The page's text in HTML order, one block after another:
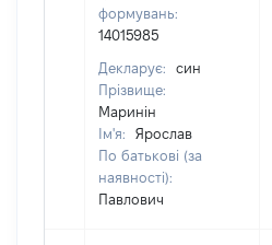
формувань:
14015985
Декларує:
син
Прізвище:
Маринін
Ім'я:
Ярослав
По батькові (за
наявності):
Павлович